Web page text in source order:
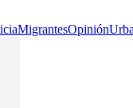
MigrantesOpinión